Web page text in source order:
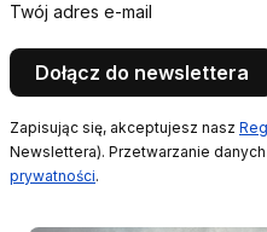
Twój adres e-mail
Dołącz do newslettera
Zapisując się, akceptujesz nasz
Newslettera). Przetwarzanie
prywatności.